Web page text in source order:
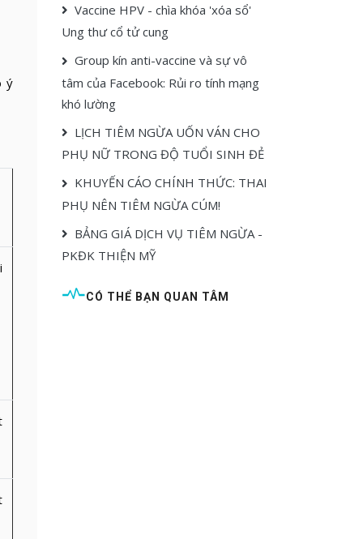
ý
Vaccine HPV - chìa khóa 'xóa sổ'
Ung thư cổ tử cung
Group kín anti-vaccine và sự vô
tâm của Facebook: Rủi ro tính mạng
khó lường
LỊCH TIÊM NGỪA UỐN VÁN CHO
PHỤ NỮ TRONG ĐỘ TUỔI SINH ĐẺ
KHUYẾN CÁO CHÍNH THỨC: THAI
PHỤ NÊN TIÊM NGỪA CÚM!
BẢNG GIÁ DỊCH VỤ TIÊM NGỪA -
PKĐK THIỆN MỸ
CÓ THỂ BẠN QUAN TÂM